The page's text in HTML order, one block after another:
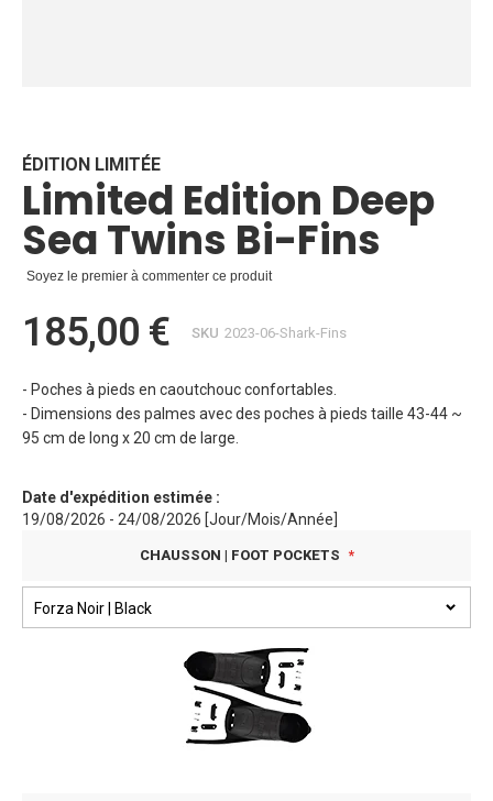
beginning
of
the
images
gallery
ÉDITION LIMITÉE
Limited Edition Deep
Sea Twins Bi-Fins
Soyez le premier à commenter ce produit
185,00 € SKU 2023-06-Shark-Fins
- Poches à pieds en caoutchouc confortables.
- Dimensions des palmes avec des poches à pieds taille 43-44 ~
95 cm de long x 20 cm de large.
Date d'expédition estimée :
19/08/2026 - 24/08/2026 [Jour/Mois/Année]
CHAUSSON | FOOT POCKETS